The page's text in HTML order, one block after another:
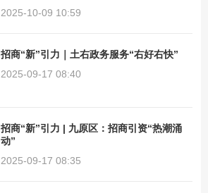
2025-10-09 10:59
招商“新”引力｜土右政务服务“右好右快”
2025-09-17 08:40
招商“新”引力 | 九原区：招商引资“热潮涌
动”
2025-09-17 08:35